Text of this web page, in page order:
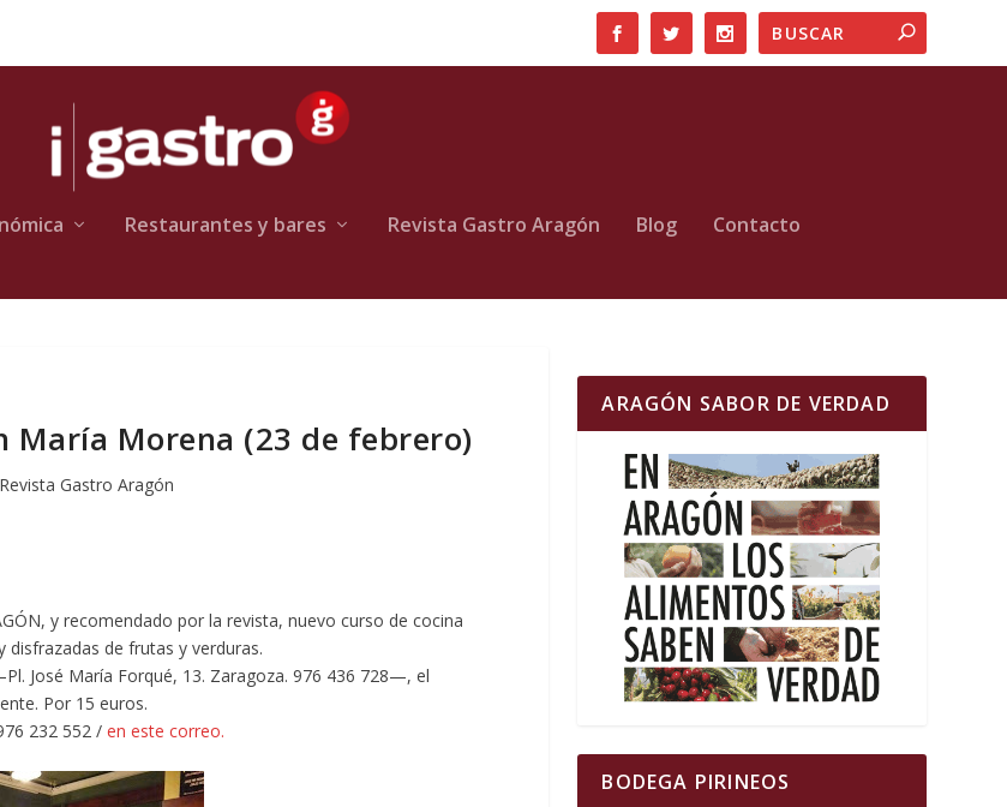
Restaurantes y bares Revista Gastro Aragón Blog Contacto
María Morena (23 de febrero)
Revista Gastro Aragón
y recomendado por la revista, nuevo curso de cocina
disfrazadas de frutas y verduras.
José María Forqué, 13. Zaragoza. 976 436 728—, el
Por 15 euros.
232 552 /en este correo.
ARAGÓN SABOR DE VERDAD
BODEGA PIRINEOS